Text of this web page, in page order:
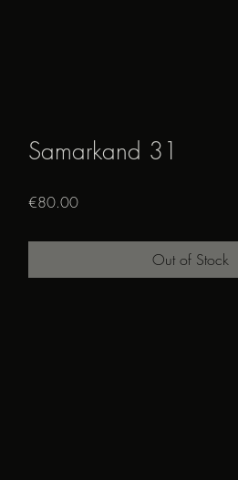
Samarkand 31
€80.00Price
Out of Stock